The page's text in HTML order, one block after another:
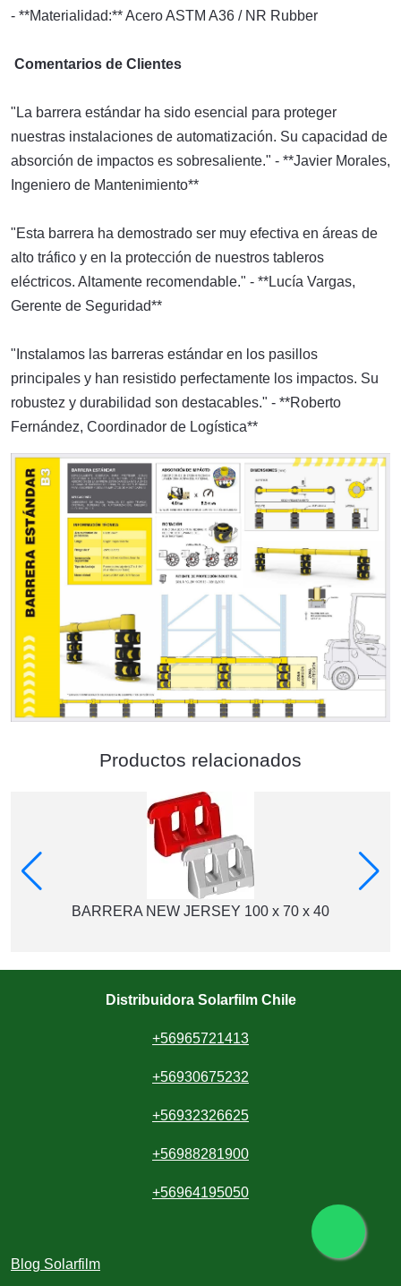
- **Materialidad:** Acero ASTM A36 / NR Rubber
Comentarios de Clientes
"La barrera estándar ha sido esencial para proteger
nuestras instalaciones de automatización. Su capacidad de
absorción de impactos es sobresaliente." - **Javier Morales,
Ingeniero de Mantenimiento**
"Esta barrera ha demostrado ser muy efectiva en áreas de
alto tráfico y en la protección de nuestros tableros
eléctricos. Altamente recomendable." - **Lucía Vargas,
Gerente de Seguridad**
"Instalamos las barreras estándar en los pasillos
principales y han resistido perfectamente los impactos. Su
robustez y durabilidad son destacables." - **Roberto
Fernández, Coordinador de Logística**
Productos relacionados
BARRERA NEW JERSEY 100 x 70 x 40
Distribuidora Solarfilm Chile
+56965721413
+56930675232
+56932326625
+56988281900
+56964195050
Blog Solarfilm